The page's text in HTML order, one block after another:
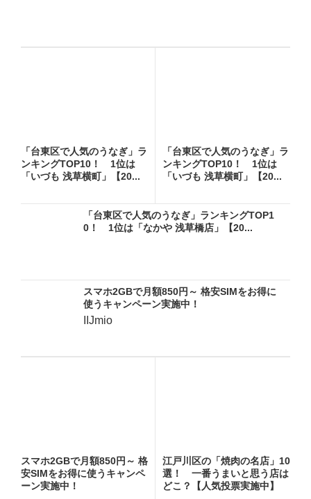
「台東区で人気のうなぎ」ラ
ンキングTOP10！ 1位は
「いづも 浅草横町」【20...
「台東区で人気のうなぎ」ラ
ンキングTOP10！ 1位は
「いづも 浅草横町」【20...
「台東区で人気のうなぎ」ランキングTOP1
0！ 1位は「なかや 浅草橋店」【20...
スマホ2GBで月額850円～ 格安SIMをお得に
使うキャンペーン実施中！
IIJmio
スマホ2GBで月額850円～ 格
安SIMをお得に使うキャンペ
ーン実施中！
江戸川区の「焼肉の名店」10
選！ 一番うまいと思う店は
どこ？【人気投票実施中】